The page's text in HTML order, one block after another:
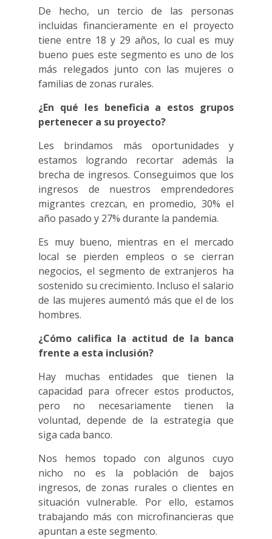
De hecho, un tercio de las personas
incluidas financieramente en el proyecto
tiene entre 18 y 29 años, lo cual es muy
bueno pues este segmento es uno de los
más relegados junto con las mujeres o
familias de zonas rurales.
¿En qué les beneficia a estos grupos
pertenecer a su proyecto?
Les brindamos más oportunidades y
estamos logrando recortar además la
brecha de ingresos. Conseguimos que los
ingresos de nuestros emprendedores
migrantes crezcan, en promedio, 30% el
año pasado y 27% durante la pandemia.
Es muy bueno, mientras en el mercado
local se pierden empleos o se cierran
negocios, el segmento de extranjeros ha
sostenido su crecimiento. Incluso el salario
de las mujeres aumentó más que el de los
hombres.
¿Cómo califica la actitud de la banca
frente a esta inclusión?
Hay muchas entidades que tienen la
capacidad para ofrecer estos productos,
pero no necesariamente tienen la
voluntad, depende de la estrategia que
siga cada banco.
Nos hemos topado con algunos cuyo
nicho no es la población de bajos
ingresos, de zonas rurales o clientes en
situación vulnerable. Por ello, estamos
trabajando más con microfinancieras que
apuntan a este segmento.